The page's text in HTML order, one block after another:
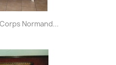
Normand...